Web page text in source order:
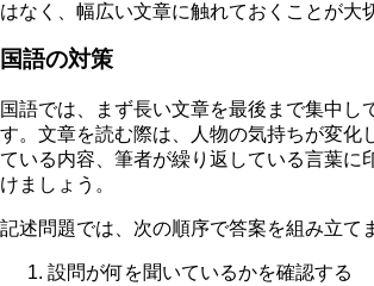
はなく、幅広い文章に触れておくことが大
国語の対策
国語では、まず長い文章を最後まで集中し
す。文章を読む際は、人物の気持ちが変化
ている内容、筆者が繰り返している言葉に
けましょう。
記述問題では、次の順序で答案を組み立て
設問が何を聞いているかを確認する